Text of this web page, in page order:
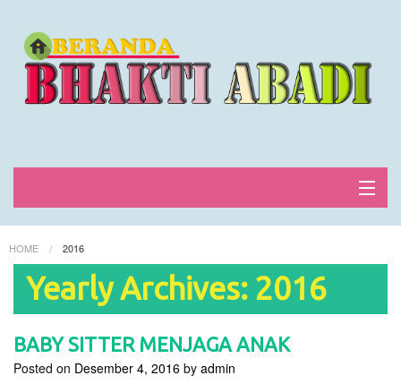
Home
Lowongan kerja
FAQ
Blog & news
HOME 2016
Yearly Archives: 2016
BABY SITTER MENJAGA ANAK
Posted on Desember 4, 2016 by admin